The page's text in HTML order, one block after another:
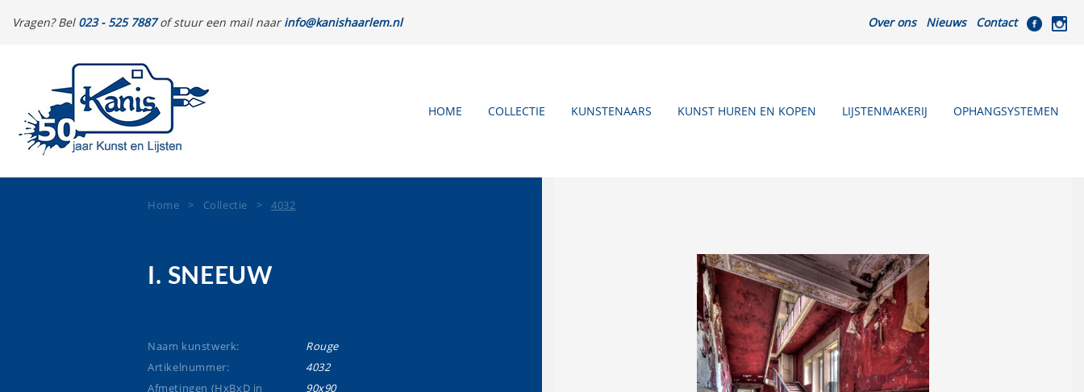
Vragen? Bel 023 - 525 7887of stuur een mail naarinfo@kanishaarlem.nl Over ons Nieuws Contact
HOME COLLECTIE KUNSTENAARS KUNST HUREN EN KOPEN LIJSTENMAKERIJ OPHANGSYSTEMEN
Home > Collectie >4032
I. SNEEUW
Naam kunstwerk:
Rouge
Artikelnummer:
4032
Afmetingen (HxBxD in
90x90